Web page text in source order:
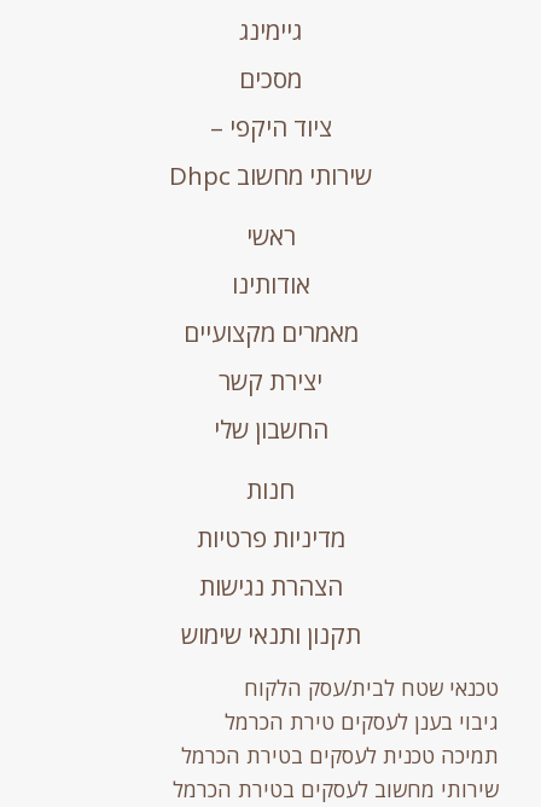
גיימינג
מסכים
ציוד היקפי –
שירותי מחשוב Dhpc
ראשי
אודותינו
מאמרים מקצועיים
יצירת קשר
החשבון שלי
חנות
מדיניות פרטיות
הצהרת נגישות
תקנון ותנאי שימוש
טכנאי שטח לבית/עסק הלקוח
גיבוי בענן לעסקים טירת הכרמל
תמיכה טכנית לעסקים בטירת הכרמל
שירותי מחשוב לעסקים בטירת הכרמל